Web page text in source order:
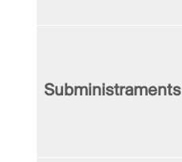
Subministraments